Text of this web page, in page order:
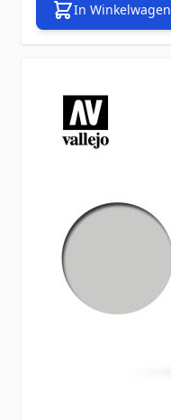
In Winkelwagen